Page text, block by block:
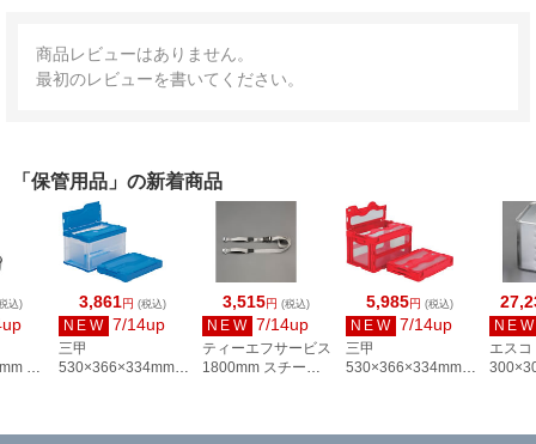
商品レビューはありません。
最初のレビューを書いてください。
「保管用品」の新着商品
3,861円 (税込)
NEW 7/14up
三甲
530×366×334mm／
3,515円 (税込)
NEW 7/14up
ティーエフサービス
1800mm スチール
5,985円 (税込)
NEW 7/14up
三甲
530×366×334mm／
NEW
エスコ
込)
パ